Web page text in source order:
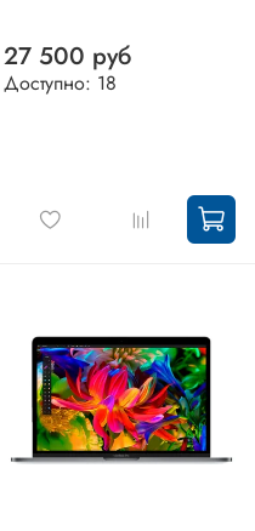
27 500 руб
Доступно: 18